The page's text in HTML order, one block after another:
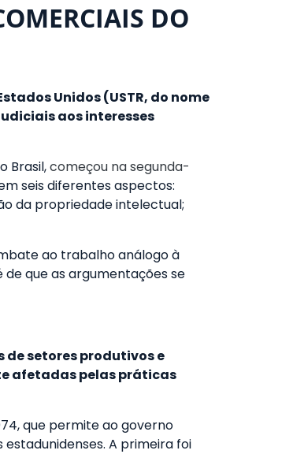
DO
Unidos (USTR, do nome
aos interesses
Brasil,começou na segunda-
seis diferentes aspectos:
da propriedade intelectual;
ao trabalho análogo à
que as argumentações se
de setores produtivos e
afetadas pelas práticas
que permite ao governo
A primeira foi